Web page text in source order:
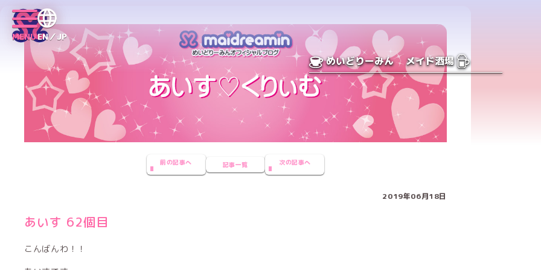
MENUEN／JP
めいどりーみん メイド酒場
前の記事へ 記事一覧 次の記事へ
2019年06月18日
あいす 62個目
こんばんわ！！